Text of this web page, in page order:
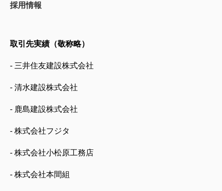
採用情報
取引先実績（敬称略）
- 三井住友建設株式会社
- 清水建設株式会社
- 鹿島建設株式会社
- 株式会社フジタ
- 株式会社小松原工務店
- 株式会社本間組